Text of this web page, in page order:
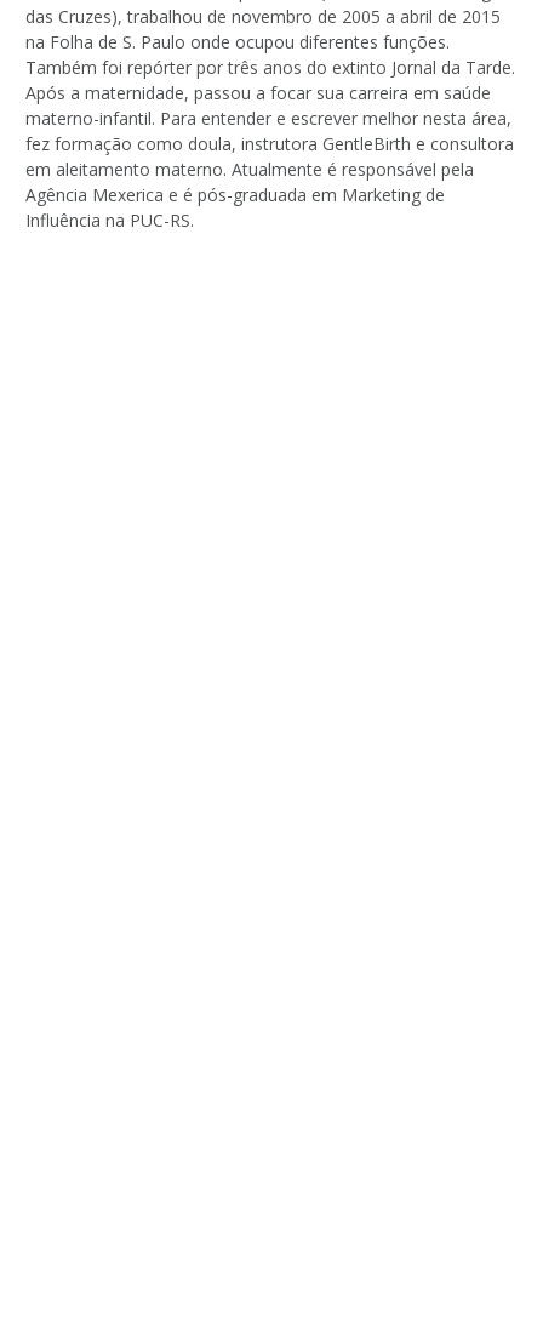
das Cruzes), trabalhou de novembro de 2005 a abril de 2015
na Folha de S. Paulo onde ocupou diferentes funções.
Também foi repórter por três anos do extinto Jornal da Tarde.
Após a maternidade, passou a focar sua carreira em saúde
materno-infantil. Para entender e escrever melhor nesta área,
fez formação como doula, instrutora GentleBirth e consultora
em aleitamento materno. Atualmente é responsável pela
Agência Mexerica e é pós-graduada em Marketing de
Influência na PUC-RS.